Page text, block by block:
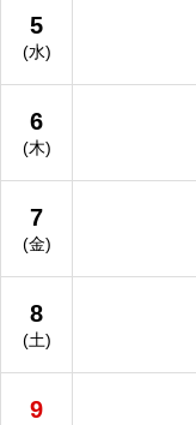
5
(水)
6
(木)
7
(金)
8
(土)
9